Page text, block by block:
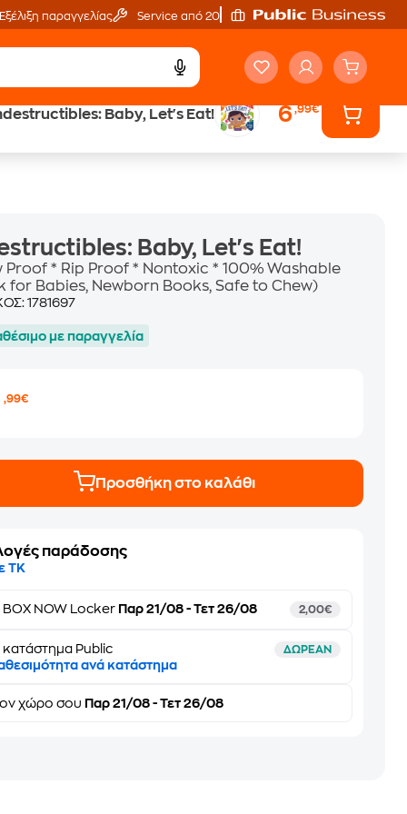
Εξέλιξη παραγγελίας Service από 20'
Baby, Let's Eat! 6,99€
Έλα στον κόσμο
Baby, Let's Eat!
Proof * Rip Proof * Nontoxic * 100% Washable
for Babies, Newborn Books, Safe to Chew)
1781697
με παραγγελία
,99€
Προσθήκη στο καλάθι
παράδοσης
ΤΚ
BOX NOW Locker Παρ 21/08 - Τετ 26/08 2,00€
κατάστημα Public ΔΩΡΕΑΝ
ανά κατάστημα
χώρο σου Παρ 21/08 - Τετ 26/08